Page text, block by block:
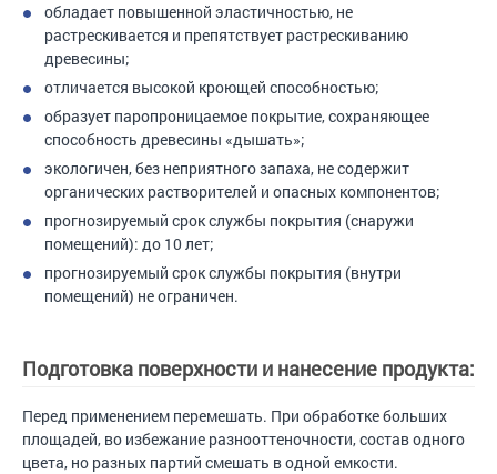
обладает повышенной эластичностью, не
растрескивается и препятствует растрескиванию
древесины;
отличается высокой кроющей способностью;
образует паропроницаемое покрытие, сохраняющее
способность древесины «дышать»;
экологичен, без неприятного запаха, не содержит
органических растворителей и опасных компонентов;
прогнозируемый срок службы покрытия (снаружи
помещений): до 10 лет;
прогнозируемый срок службы покрытия (внутри
помещений) не ограничен.
Подготовка поверхности и нанесение продукта:
Перед применением перемешать. При обработке больших
площадей, во избежание разнооттеночности, состав одного
цвета, но разных партий смешать в одной емкости.